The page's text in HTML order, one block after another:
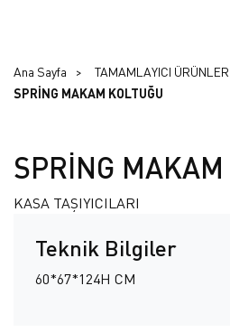
Ana Sayfa TAMAMLAYICI ÜRÜNLER
SPRİNG MAKAM KOLTUĞU
SPRİNG MAKAM
KASA TAŞIYICILARI
Teknik Bilgiler
60*67*124H CM